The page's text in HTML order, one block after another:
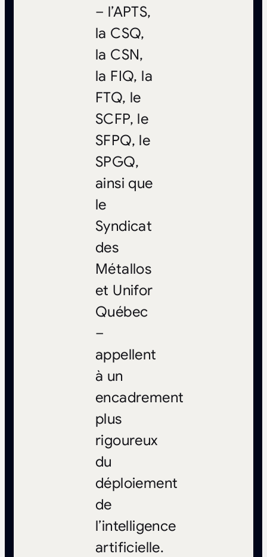
– l’APTS,
la CSQ,
la CSN,
la FIQ, la
FTQ, le
SCFP, le
SFPQ, le
SPGQ,
ainsi que
le
Syndicat
des
Métallos
et Unifor
Québec
–
appellent
à un
encadrement
plus
rigoureux
du
déploiement
de
l’intelligence
artificielle.